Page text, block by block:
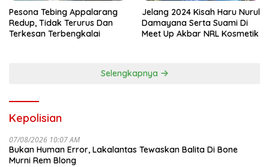
Pesona Tebing Appalarang
Redup, Tidak Terurus Dan
Terkesan Terbengkalai
Jelang 2024 Kisah Haru Nurul
Damayana Serta Suami Di
Meet Up Akbar NRL Kosmetik
Selengkapnya
Kepolisian
07/08/2026 10:07 AM
Bukan Human Error, Lakalantas Tewaskan Balita Di Bone
Murni Rem Blong